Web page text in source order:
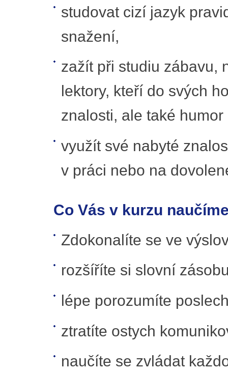
studovat cizí jazyk
snažení,
zažít při studiu zábavu,
lektory, kteří do svých
znalosti, ale také
využít své nabyté
v práci nebo na
Co Vás v kurzu
Zdokonalíte se ve
rozšíříte si slovní
lépe porozumíte
ztratíte ostych
naučíte se zvládat